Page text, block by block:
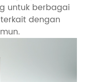
untuk berbagai
dengan